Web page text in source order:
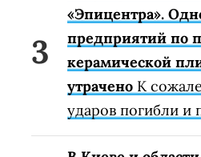
«Эпицентра».
предприятий по
керамической
утрачено К
ударов погибли и